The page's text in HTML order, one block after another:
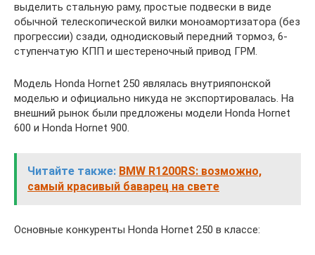
выделить стальную раму, простые подвески в виде
обычной телескопической вилки моноамортизатора (без
прогрессии) сзади, однодисковый передний тормоз, 6-
ступенчатую КПП и шестереночный привод ГРМ.
Модель Honda Hornet 250 являлась внутрияпонской
моделью и официально никуда не экспортировалась. На
внешний рынок были предложены модели Honda Hornet
600 и Honda Hornet 900.
Читайте также: BMW R1200RS: возможно,
самый красивый баварец на свете
Основные конкуренты Honda Hornet 250 в классе: